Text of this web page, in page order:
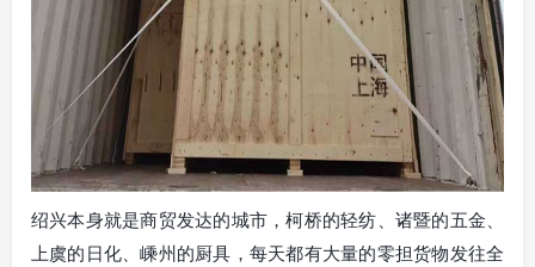
绍兴本身就是商贸发达的城市，柯桥的轻纺、诸暨的五金、
上虞的日化、嵊州的厨具，每天都有大量的零担货物发往全